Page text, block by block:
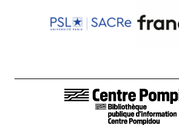
LIENS DE BAS DE PAGE